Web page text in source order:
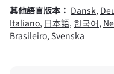
其他語言版本： Dansk,
Italiano, 日本語, 한국어,
Brasileiro, Svenska